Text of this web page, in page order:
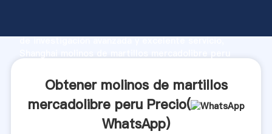
de investigación avanzada y excelente servicio,
clientes.Obtener molinos de martillos
mercadolibre peru Precio(
WhatsApp)